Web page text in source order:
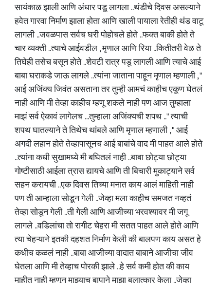
सायंकाळ झाली आणि अंधार पडू लागला ..थंडीचे दिवस असल्याने
हवेत गारवा निर्माण झाला होता आणि खाली पायाला रेतीही थंड वाटू
लागली ..जवळपास सर्वच घरी पोहोचले होते ..फक्त बाकी होते ते
चार व्यक्ती ..त्याचे आईवडील , मृणाल आणि रिया ..कितीतरी वेळ ते
तिघेही तसेच बसून होते ..शेवटी रात्र पडू लागली आणि त्याचे आई
बाबा घराकडे जाऊ लागले ..त्यांना जाताना पाहून मृणाल म्हणाली , "
आई अजिंक्य जिवंत असताना तर तुम्ही आमचं काहीच एकूण घेतलं
नाही आणि मी तेव्हा काहीच म्हणू शकले नाही पण आज तुम्हाला
माझं सर्व ऐकावं लागेलच ...तुम्हाला अजिंक्यची शपथ .." त्याची
शपथ घातल्याने ते तिथेच थांबले आणि मृणाल म्हणाली , " आई
अगदी लहान होते तेव्हापासूनच आई बाबांचे वाद मी पाहत आले होते
..त्यांना कधी सुखामध्ये मी बघितलं नाही ..बाबा छोट्या छोट्या
गोष्टीसाठी आईला त्रास द्यायचे आणि ती बिचारी मुकाट्याने सर्व
सहन करायची ..एक दिवस तिच्या मनात काय आलं माहिती नाही
पण ती आम्हाला सोडून गेली ..जेव्हा मला काहीच समजत नव्हतं
तेव्हा सोडून गेली ..ती गेली आणि आजीच्या भरवश्यावर मी जगू
लागले ..वडिलांचा तो रागीट चेहरा मी सतत पाहत आले होते आणि
त्या चेहऱ्याने इतकी दहशत निर्माण केली की बालपण काय असत हे
कधीच कळलं नाही ..बाबा आजीच्या वादात बाबाने आजीचा जीव
घेतला आणि मी तेव्हाच पोरकी झाले ..हे सर्व कमी होत की काय